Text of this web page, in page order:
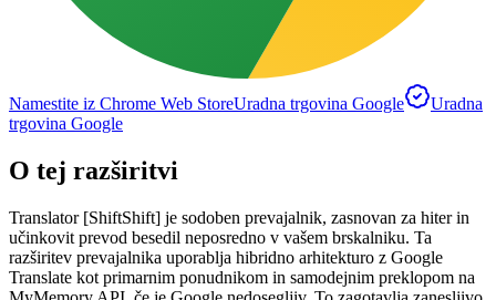
Namestite iz Chrome Web StoreUradna trgovina Google
Uradna
trgovina Google
O tej razširitvi
Translator [ShiftShift] je sodoben prevajalnik, zasnovan za hiter in
učinkovit prevod besedil neposredno v vašem brskalniku. Ta
razširitev prevajalnika uporablja hibridno arhitekturo z Google
Translate kot primarnim ponudnikom in samodejnim preklopom na